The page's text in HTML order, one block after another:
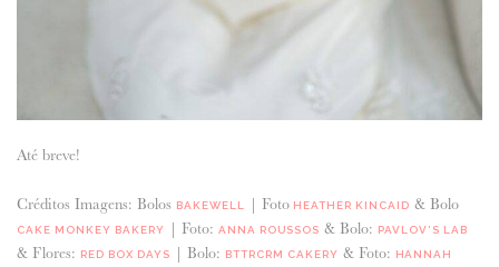
Até breve!
Créditos Imagens: Bolos BAKEWELL | FotoHEATHER KINCAID & Bolo
CAKE MONKEY BAKERY | Foto: ANNA ROUSSOS & Bolo: PAVLOV’S LAB
& Flores: RED BOX DAYS | Bolo: BTTRCRM CAKERY & Foto:
HANNAH